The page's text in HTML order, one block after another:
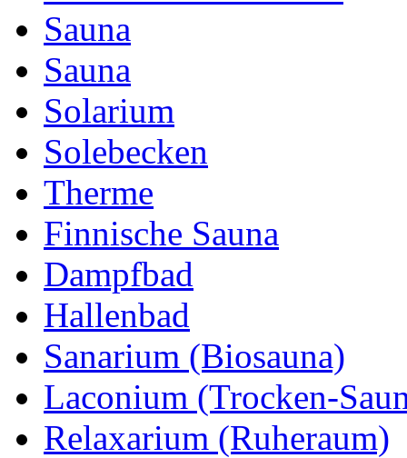
Sauna
Sauna
Solarium
Solebecken
Therme
Finnische Sauna
Dampfbad
Hallenbad
Sanarium (Biosauna)
Laconium (Trocken-
Relaxarium (Ruheraum)